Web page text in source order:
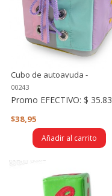
Cubo de autoayuda -
montessori
00243
Promo EFECTIVO: $ 35.83
$38,95
Añadir al carrito